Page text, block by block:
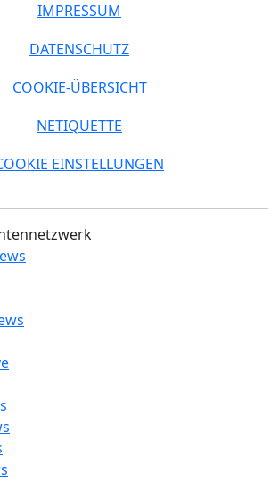
IMPRESSUM
DATENSCHUTZ
COOKIE-ÜBERSICHT
NETIQUETTE
EINSTELLUNGEN